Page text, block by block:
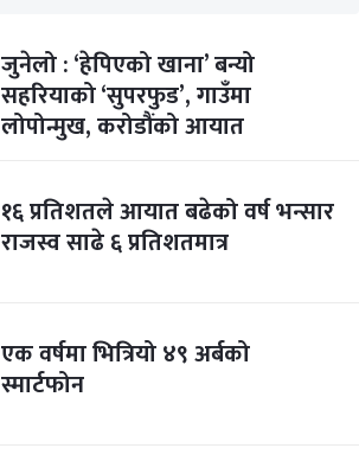
जुनेलो : ‘हेपिएको खाना’ बन्यो
सहरियाको ‘सुपरफुड’, गाउँमा
लोपोन्मुख, करोडौंको आयात
१६ प्रतिशतले आयात बढेको वर्ष भन्सार
राजस्व साढे ६ प्रतिशतमात्र
एक वर्षमा भित्रियो ४९ अर्बको
स्मार्टफोन